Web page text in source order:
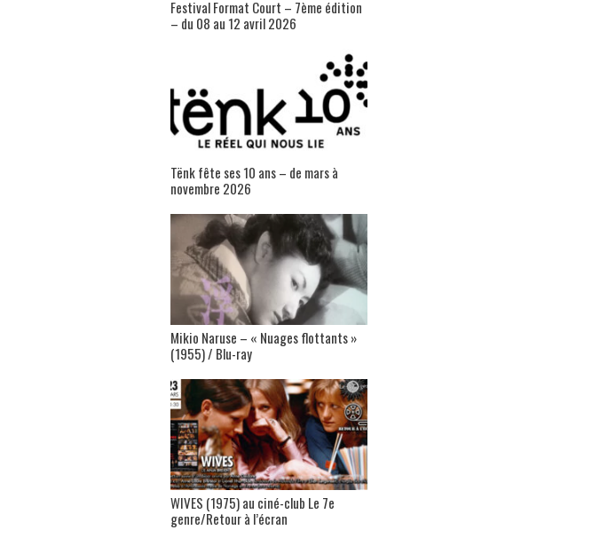
Festival Format Court – 7ème édition
– du 08 au 12 avril 2026
Tënk fête ses 10 ans – de mars à
novembre 2026
Mikio Naruse – « Nuages flottants »
(1955) / Blu-ray
WIVES (1975) au ciné-club Le 7e
genre/Retour à l’écran